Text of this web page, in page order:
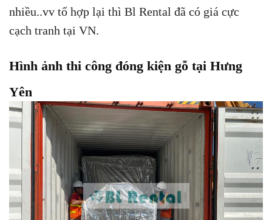
nhiều..vv tổ hợp lại thì Bl Rental đã có giá cực
cạch tranh tại VN.
Hình ảnh thi công đóng kiện gỗ tại Hưng
Yên